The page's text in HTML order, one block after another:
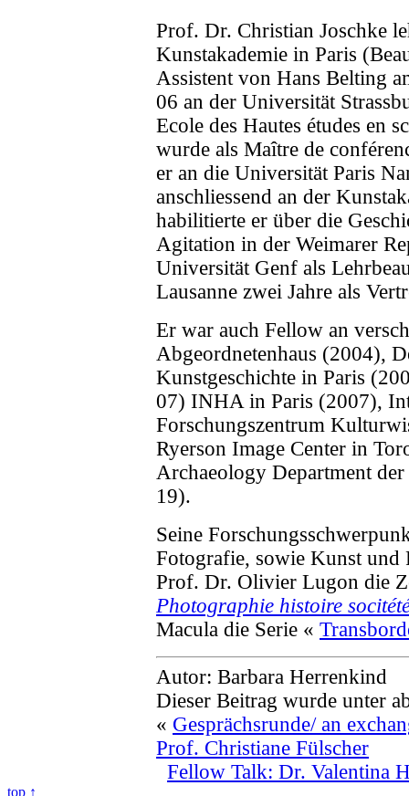
Prof. Dr. Christian Joschke
Kunstakademie in Paris
Assistent von Hans Belting
06 an der Universität
Ecole des Hautes études en
wurde als Maître de
er an die Universität Paris
anschliessend an der
habilitierte er über die
Agitation in der Weimarer
Universität Genf als
Lausanne zwei Jahre als
Er war auch Fellow an
Abgeordnetenhaus (2004),
Kunstgeschichte in Paris
07) INHA in Paris (2007),
Forschungszentrum
Ryerson Image Center in
Archaeology Department
19).
Seine
Fotografie, sowie Kunst und
Prof. Dr. Olivier Lugon die
Photographie histoire
Macula die Serie «
Autor: Barbara Herrenkind
Dieser Beitrag wurde unter
« Gesprächsrunde/ an
Prof. Christiane Fülscher
Fellow Talk: Dr. Valentina
top ↑